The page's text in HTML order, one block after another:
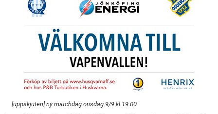
"VAPENDRAGARE 2026"
FRITIDSKORTET/AVGIFTER
[uppskjuten] ny matchdag onsdag 9/9 kl 19.00